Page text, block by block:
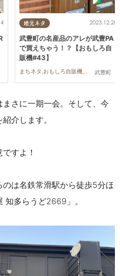
地元ネタ
武豊町
2023.12.28
武豊町の名産品のアレが武豊PA
で買えちゃう！？【おもしろ自
販機#43】
まちネタ,おもしろ自販機,行ってみたレポ
さに一期一会。そして、今
介します。
すよ！
は名鉄常滑駅から徒歩5分ほ
知多らうど2669」 。